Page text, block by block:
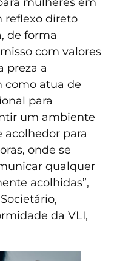
reflexo direto
de forma
com valores
preza a
como atua de
para
um ambiente
acolhedor para
onde se
qualquer
acolhidas”,
da VLI,